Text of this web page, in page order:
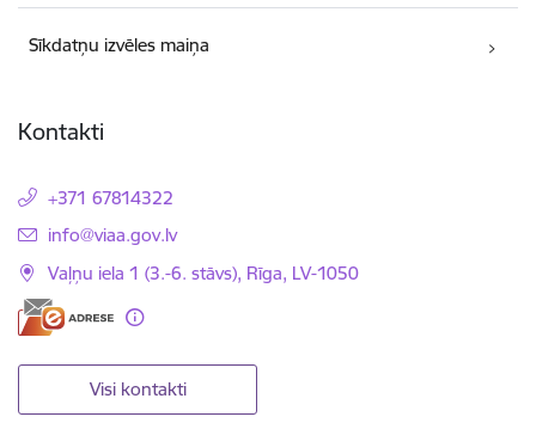
Sīkdatņu izvēles maiņa
Kontakti
+371 67814322
E-pasts:
info@viaa.gov.lv
Vaļņu iela 1 (3.-6. stāvs), Rīga, LV-1050
Visi kontakti